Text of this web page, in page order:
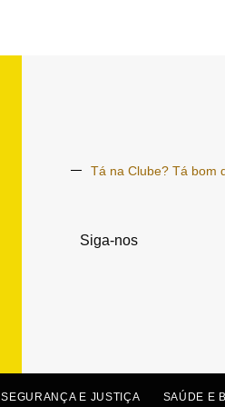
Tá na Clube? Tá bom
Siga-nos
SEGURANÇA E JUSTIÇA SAÚDE E